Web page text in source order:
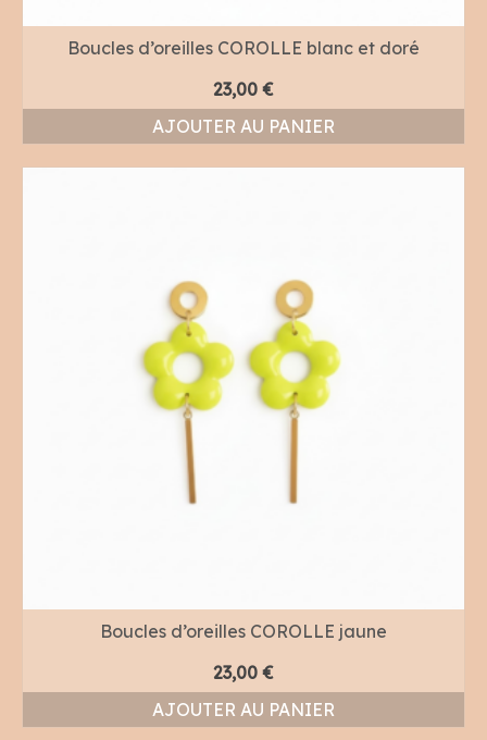
Boucles d’oreilles COROLLE blanc et doré
23,00 €
AJOUTER AU PANIER
Boucles d’oreilles COROLLE jaune
23,00 €
AJOUTER AU PANIER